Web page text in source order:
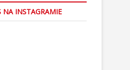
NA INSTAGRAMIE